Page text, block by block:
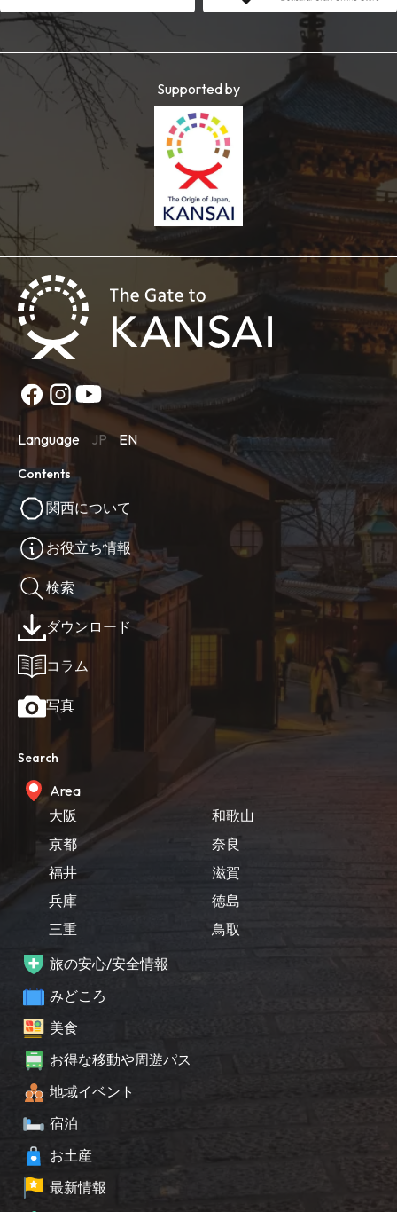
Supported by
Language JP EN
Contents
関西について
お役立ち情報
検索
ダウンロード
コラム
写真
Search
Area
大阪
京都
福井
兵庫
三重
和歌山
奈良
滋賀
徳島
鳥取
旅の安心/安全情報
みどころ
美食
お得な移動や周遊パス
地域イベント
宿泊
お土産
最新情報